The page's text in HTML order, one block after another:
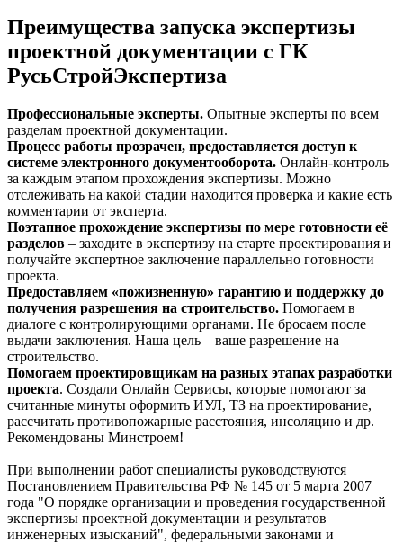
Преимущества запуска экспертизы
проектной документации с ГК
РусьСтройЭкспертиза
Профессиональные эксперты. Опытные эксперты по всем
разделам проектной документации.
Процесс работы прозрачен, предоставляется доступ к
системе электронного документооборота. Онлайн-контроль
за каждым этапом прохождения экспертизы. Можно
отслеживать на какой стадии находится проверка и какие есть
комментарии от эксперта.
Поэтапное прохождение экспертизы по мере готовности её
разделов – заходите в экспертизу на старте проектирования и
получайте экспертное заключение параллельно готовности
проекта.
Предоставляем «пожизненную» гарантию и поддержку до
получения разрешения на строительство. Помогаем в
диалоге с контролирующими органами. Не бросаем после
выдачи заключения. Наша цель – ваше разрешение на
строительство.
Помогаем проектировщикам на разных этапах разработки
проекта. Создали Онлайн Сервисы, которые помогают за
считанные минуты оформить ИУЛ, ТЗ на проектирование,
рассчитать противопожарные расстояния, инсоляцию и др.
Рекомендованы Минстроем!
При выполнении работ специалисты руководствуются
Постановлением Правительства РФ № 145 от 5 марта 2007
года "О порядке организации и проведения государственной
экспертизы проектной документации и результатов
инженерных изысканий", федеральными законами и